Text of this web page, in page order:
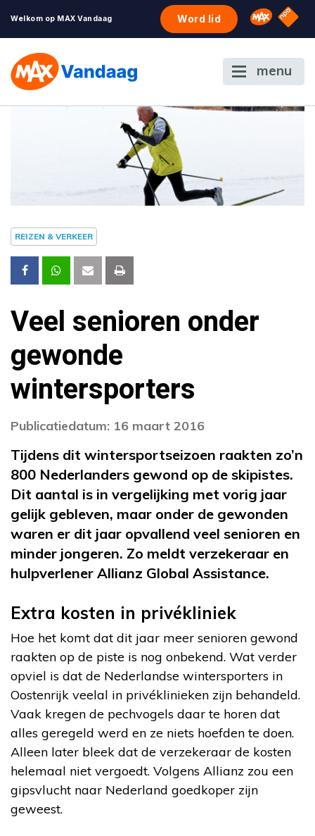
Welkom op MAX Vandaag Word lid Omroep
NPO
menu
REIZEN & VERKEER
Veel senioren onder
gewonde
wintersporters
Publicatiedatum: 16 maart 2016
Tijdens dit wintersportseizoen raakten zo’n
800 Nederlanders gewond op de skipistes.
Dit aantal is in vergelijking met vorig jaar
gelijk gebleven, maar onder de gewonden
waren er dit jaar opvallend veel senioren en
minder jongeren. Zo meldt verzekeraar en
hulpverlener Allianz Global Assistance.
Extra kosten in privékliniek
Hoe het komt dat dit jaar meer senioren gewond
raakten op de piste is nog onbekend. Wat verder
opviel is dat de Nederlandse wintersporters in
Oostenrijk veelal in privéklinieken zijn behandeld.
Vaak kregen de pechvogels daar te horen dat
alles geregeld werd en ze niets hoefden te doen.
Alleen later bleek dat de verzekeraar de kosten
helemaal niet vergoedt. Volgens Allianz zou een
gipsvlucht naar Nederland goedkoper zijn
geweest.